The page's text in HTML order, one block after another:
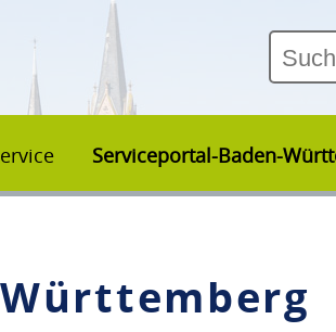
Serviceportal-Baden-